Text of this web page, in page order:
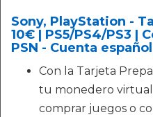
Sony, PlayStation -
10€ | PS5/PS4/PS3 |
PSN - Cuenta
Con la Tarjeta
tu monedero virtual
comprar juegos o